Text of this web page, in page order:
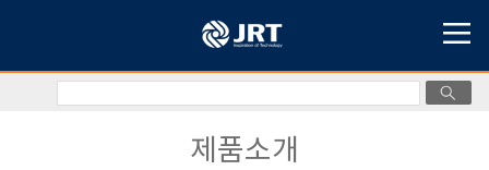
제품소개